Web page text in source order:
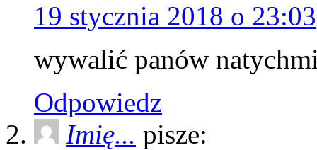
19 stycznia 2018 o 23:03
wywalić panów
Odpowiedz
Imię... pisze: